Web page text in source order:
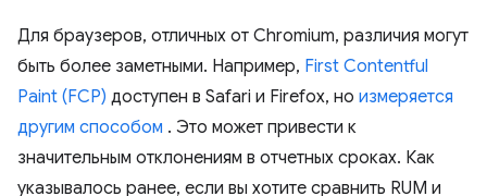
Для браузеров, отличных от Chromium, различия могут
быть более заметными. Например, First Contentful
Paint (FCP) доступен в Safari и Firefox, но измеряется
другим способом . Это может привести к
значительным отклонениям в отчетных сроках. Как
указывалось ранее, если вы хотите сравнить RUM и